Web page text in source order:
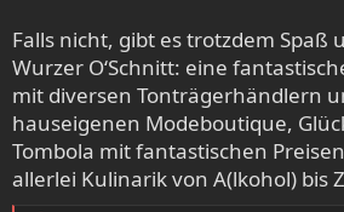
Falls nicht, gibt es trotzdem Spaß
Wurzer O‘Schnitt: eine
mit diversen Tonträgerhändlern
hauseigenen Modeboutique,
Tombola mit fantastischen
allerlei Kulinarik von A(lkohol) bis